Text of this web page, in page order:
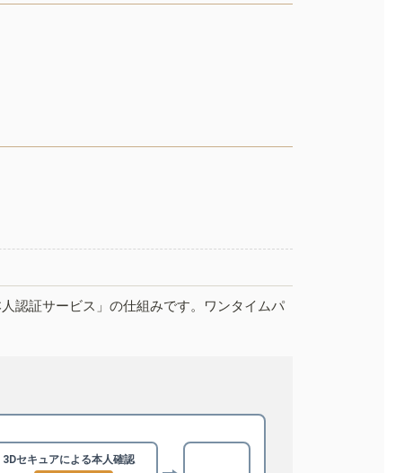
認証サービス」の仕組みです。ワンタイムパ
3Dセキュアによる本人確認